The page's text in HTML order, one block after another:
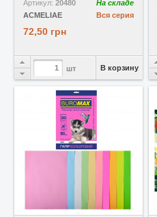
Артикул: 20480
На складе
Вся серия
ACMELIAE
72,50 грн
шт В корзину
В избранное Сравнить